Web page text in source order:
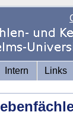
Intern Links